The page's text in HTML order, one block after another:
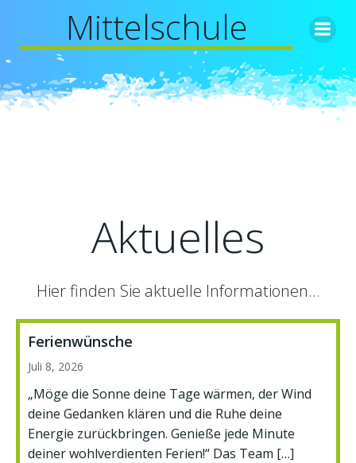
Inhalt
springen
Mittelschule
Aktuelles
Hier finden Sie aktuelle Informationen...
Ferienwünsche
Juli 8, 2026
„Möge die Sonne deine Tage wärmen, der Wind
deine Gedanken klären und die Ruhe deine
Energie zurückbringen. Genieße jede Minute
deiner wohlverdienten Ferien!“ Das Team […]